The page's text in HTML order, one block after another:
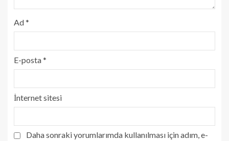
Ad*
E-posta*
İnternet sitesi
Daha sonraki yorumlarımda kullanılması için adım, e-